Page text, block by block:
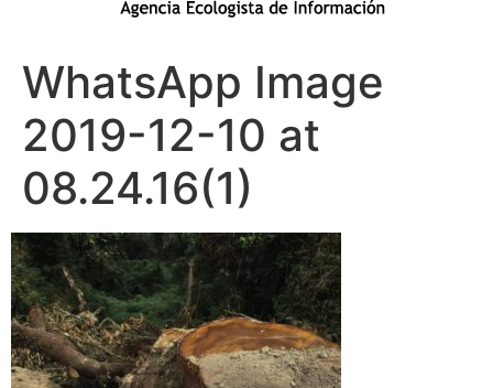
WhatsApp Image
2019-12-10 at
08.24.16(1)